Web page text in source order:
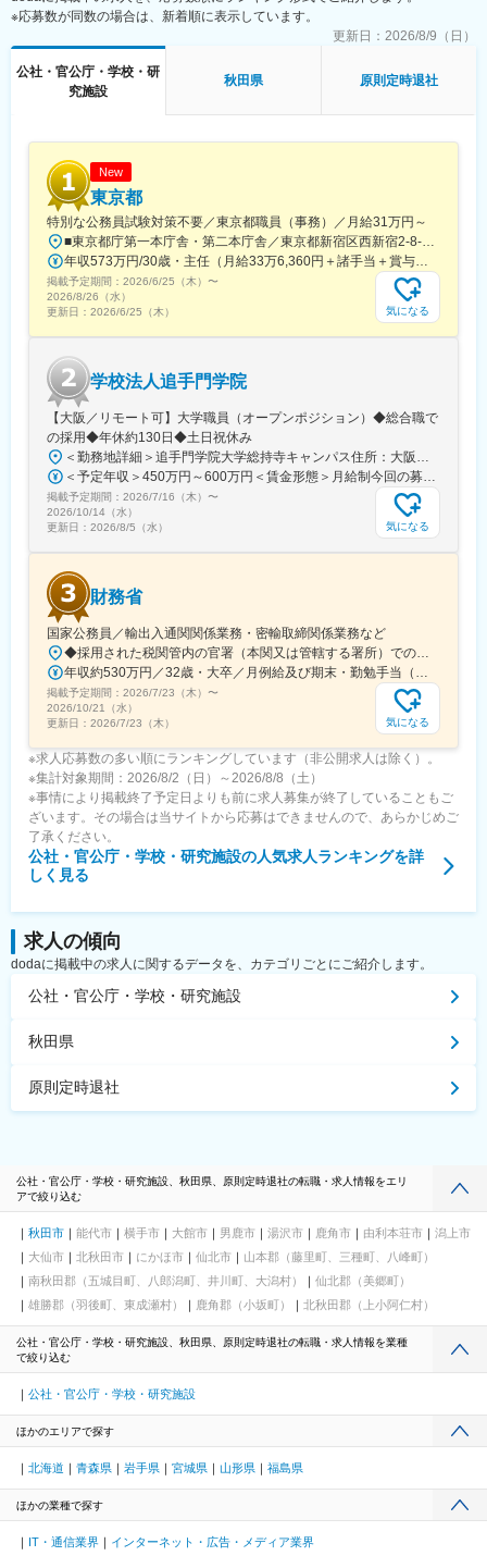
旧居留地・大丸前駅、山陽明石駅、山陽姫路駅、田町駅(岡山県)、
胡町駅、眉山ロープウェイ山麓駅、瓦町駅、長者ケ平駅、平和通
通駅、仙台駅、千葉中央駅、立川南駅、二重橋前駅、電鉄富山
駅・エスタ前駅、仁愛女子高校駅、新静岡駅、浜松駅、駅前大通
駅、名鉄名古屋駅、四日市駅、烏丸御池駅、大阪梅田駅(阪神線)、
鹿児島中央駅、美栄橋駅
※応募数が同数の場合は、新着順に表示しています。
更新日： 2026/8/9（日）
公社・官公庁・学校・研
究施設
秋田県 原則定時退社
New
東京都
特別な公務員試験対策不要／東京都職員（事務）／月給31万円～
掲載予定期間： 2026/6/25（木） 〜
2026/8/26（水）
更新日： 2026/6/25（木） 気になる
学校法人追手門学院
【大阪／リモート可】大学職員（オープンポジション）◆総合職で
の採用◆年休約130日◆土日祝休み
掲載予定期間： 2026/7/16（木） 〜
2026/10/14（水）
更新日： 2026/8/5（水） 気になる
財務省
国家公務員／輸出入通関関係業務・密輸取締関係業務など
掲載予定期間： 2026/7/23（木） 〜
2026/10/21（水）
更新日： 2026/7/23（木） 気になる
※求人応募数の多い順にランキングしています（非公開求人は除く）。
※集計対象期間：2026/8/2（日）～2026/8/8（土）
※事情により掲載終了予定日よりも前に求人募集が終了していることもご
ざいます。その場合は当サイトから応募はできませんので、あらかじめご
了承ください。
公社・官公庁・学校・研究施設の人気求人ランキングを詳
しく見る
求人の傾向
dodaに掲載中の求人に関するデータを、カテゴリごとにご紹介します。
公社・官公庁・学校・研究施設
秋田県
原則定時退社
公社・官公庁・学校・研究施設、秋田県、原則定時退社の転職・求人情報をエリ
アで絞り込む
秋田市 能代市 横手市 大館市 男鹿市 湯沢市 鹿角市 由利本荘市
潟上市
大仙市
北秋田市 にかほ市 仙北市
山本郡（藤里町、三種町、八峰町）
南秋田郡（五城目町、八郎潟町、井川町、大潟村）
仙北郡（美郷町）
雄勝郡（羽後町、東成瀬村）
鹿角郡（小坂町） 北秋田郡（上小阿仁村）
公社・官公庁・学校・研究施設、秋田県、原則定時退社の転職・求人情報を業種
で絞り込む
公社・官公庁・学校・研究施設
ほかのエリアで探す
北海道 青森県 岩手県 宮城県 山形県 福島県
ほかの業種で探す
IT・通信業界
インターネット・広告・メディア業界